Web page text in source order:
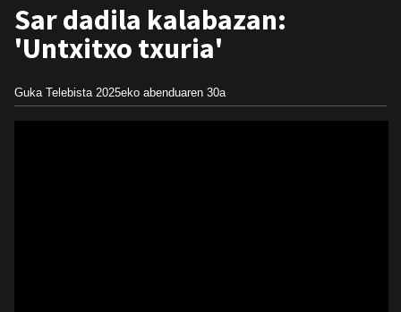
Sar dadila kalabazan:
'Untxitxo txuria'
Guka Telebista 2025eko abenduaren 30a